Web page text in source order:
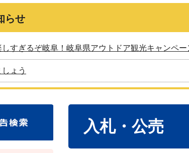
らせ
すぎるぞ岐阜！岐阜県アウトドア観光キャンペ
ょう
入札・公売